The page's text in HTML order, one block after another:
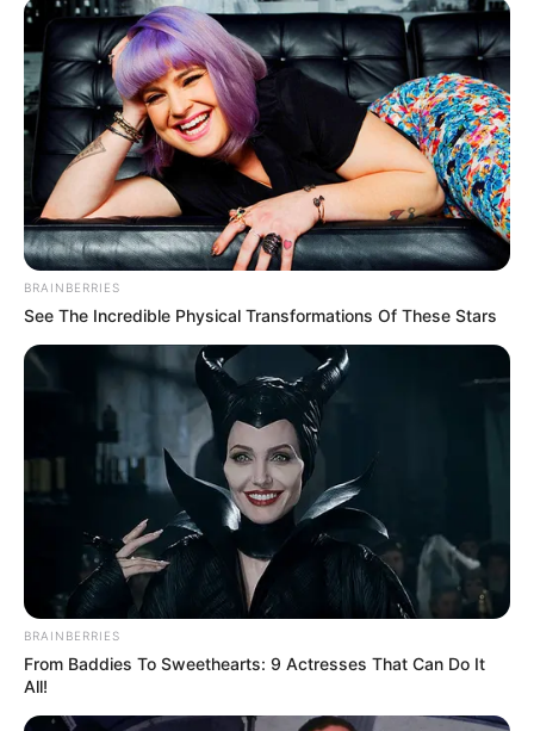
-ad3
O ranking indica as unidades da federação que maispublicam
informações públicas
de forma acessível e responsável.
📊O que é a Escala Brasil Transparente e por que importa
Autoavaliação da Gestão no Mapa Brasil Transparente (MBT),
transparência e o acesso à informação em seus estados e
A lista mostra localidades com notas que variam de 7,65 a 10,0.
-ad3
BRAINBERRIES
See The Incredible Physical Transformations Of These Stars
BRAINBERRIES
From Baddies To Sweethearts: 9 Actresses That Can Do It
All!